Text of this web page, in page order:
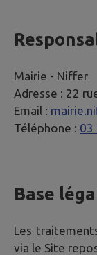
Mairie - Niffer
Adresse : 22
Email :
Téléphone : 03
Base
Les
via le Site